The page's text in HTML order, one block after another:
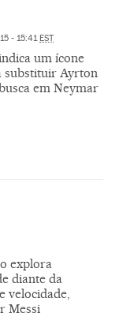
- 15:41 EST
um ícone
substituir Ayrton
em Neymar
explora
diante da
velocidade,
Messi